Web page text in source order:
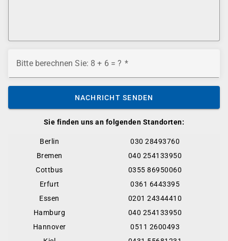
Sie finden uns an folgenden Standorten:
Berlin
030 28493760
Bremen
040 254133950
Cottbus
0355 86950060
Erfurt
0361 6443395
Essen
0201 24344410
Hamburg
040 254133950
Hannover
0511 2600493
Bitte berechnen Sie: 8 + 6 = ?
NACHRICHT SENDEN